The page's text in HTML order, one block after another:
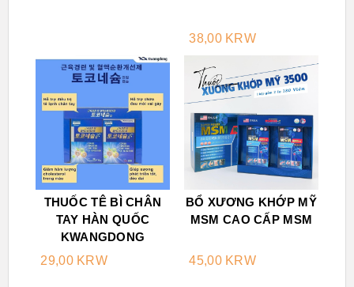
38,00 KRW
THUỐC TÊ BÌ CHÂN
TAY HÀN QUỐC
KWANGDONG
29,00 KRW
BỔ XƯƠNG KHỚP MỸ
MSM CAO CẤP MSM
45,00 KRW